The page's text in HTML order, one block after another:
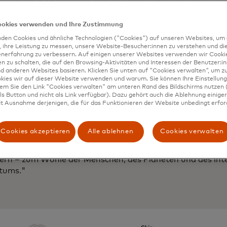
eines physischen Kartenangebots vollständig
sieht vor, dass alle neu hergestellten Karten
werden, um ihre Zusammensetzung und
Diese Zertifizierung wird dann von einem
Sobald eine Karte validiert wurde, kann sie mit einem
bedruckt werden.
sind wir führend und gestalten das kollektive
nach einer nachhaltigeren, umweltbewussteren
of Cyber & Intelligence bei Mastercard. "Da unsere
Wunsch der Verbraucher nach
verpflichten wir uns nachdrücklich, unseren
– zum Wohle der Menschen, des Planeten und des
verwenden und Ihre Zustimmung
Cookies und ähnliche Technologien ("Cookies") auf unseren Websites, um
ihre Leistung zu messen, unsere Website-Besucher:innen zu verstehen und die
zu verbessern. Auf einigen unserer Websites verwenden wir
zu schalten, die auf den Browsing-Aktivitäten und Interessen der
anderen Websites basieren. Klicken Sie unten auf "Cookies verwalten", um
wir auf dieser Website verwenden und warum. Sie können Ihre
Sie den Link "Cookies verwalten" am unteren Rand des Bildschirms nutzen
Button und nicht als Link verfügbar). Dazu gehört auch die Ablehnung
Ausnahme derjenigen, die für das Funktionieren der Website unbedingt
Cookies akzeptieren Alle ablehnen Cookies verwalten